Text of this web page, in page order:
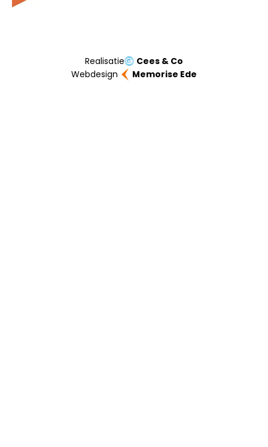
Realisatie
Cees & Co
Webdesign
Memorise Ede